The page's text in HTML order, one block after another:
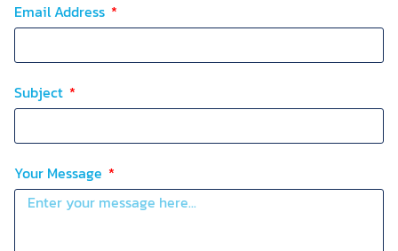
Email Address
Subject
Your Message